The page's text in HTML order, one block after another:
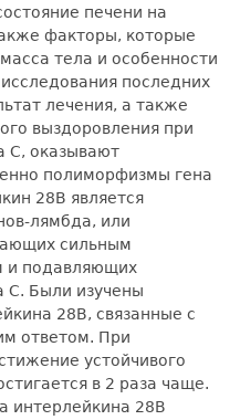
печени на
факторы, которые
тела и особенности
последних
лечения, а также
выздоровления при
С, оказывают
полиморфизмы гена
28В является
лямбда, или
сильным
и подавляющих
С. Были изучены
28В, связанные с
ответом. При
устойчивого
в 2 раза чаще.
интерлейкина 28В